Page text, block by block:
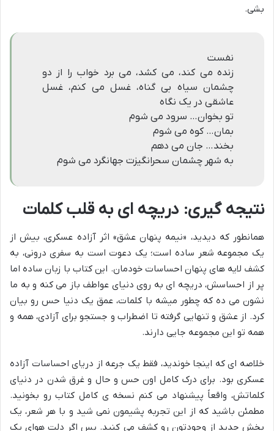
بشی.
نفست
زنده می کند، می کشد، می برد خواب را از دو
چشمان سیاه بی گناه، غسل می کنم، غسل
عاشقی در یک نگاه
تو بخوان… سرود می شوم
بمان… کوه می شوم
بخند… جان می دهم
به شهر چشمان سحرانگیزت جهانگرد می شوم
نتیجه گیری: دریچه ای به قلب کلمات
همانطور که دیدید، «نیمه پنهان عشق» اثر آزاده عسکری، بیش از
یک مجموعه شعر ساده است؛ یک دعوت است به سفری درونی، به
کشف لایه های پنهان احساسات خودمان. این کتاب با زبان ساده اما
پر از احساسش، دریچه ای به روی دنیای عواطف باز می کنه و به ما
نشون می ده که چطور میشه با کلمات، عمق یک دنیا حس رو بیان
کرد. از عشق و تنهایی گرفته تا اضطراب و جستجو برای آزادی، همه و
همه تو این مجموعه جایی دارند.
خلاصه ای که اینجا خوندید، فقط یک جرعه از دریای احساسات آزاده
عسکری بود. برای درک کامل اون حس و حال و غرق شدن در دنیای
کلماتش، واقعاً پیشنهاد می کنم نسخه ی کامل کتاب رو بخونید.
مطمئن باشید که از این تجربه پشیمون نمی شید و با هر شعر، یک
بخش جدید از وجودتون رو کشف می کنید. پس اگر دلت هوای یک